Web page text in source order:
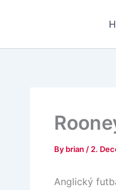
By brian / 2.
Anglický